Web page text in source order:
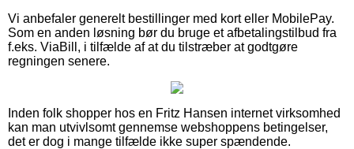
Vi anbefaler generelt bestillinger med kort eller MobilePay.
Som en anden løsning bør du bruge et afbetalingstilbud fra
f.eks. ViaBill, i tilfælde af at du tilstræber at godtgøre
regningen senere.
Inden folk shopper hos en Fritz Hansen internet virksomhed
kan man utvivlsomt gennemse webshoppens betingelser,
det er dog i mange tilfælde ikke super spændende.